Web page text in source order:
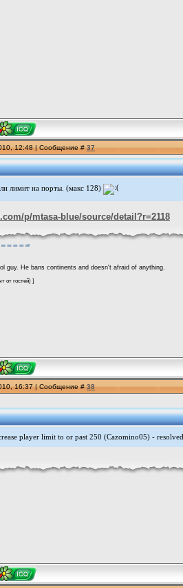
12:48 | Сообщение #37
лимит на порты. (макс 128)
p/mtasa-blue/source/detail?r=2118
guy. He bans continents and doesn't afraid of anything.
от гостей) ]
16:37 | Сообщение #38
player limit to or past 250 (Cazomino05) - resolved.